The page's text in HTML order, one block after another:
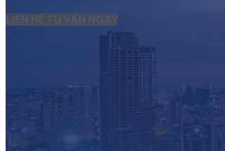
LIÊN HỆ TƯ VẤN NGAY